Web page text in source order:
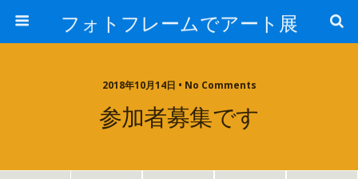
フォトフレームでアート展
2018年10月14日 • No Comments
参加者募集です